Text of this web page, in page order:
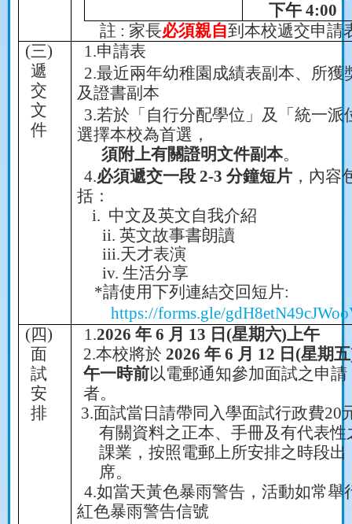
下午4:00
註 : 家長必須親自到本校遞交申請
(三)
遞
交
文
件
1.申請表
2.最近兩年幼稚園成績表副本、所獲
及證書副本
3.若於「自行分配學位」及「統一派
選擇本校為首選，
須附上有關證明文件副本。
4.必須遞交一段 2-3分鐘短片 ，內容
括：
i. 中文及英文自我介紹
ii.英文故事書朗讀
iii.天才表演
iv.生活分享
*請使用下列連結交回短片:
https://forms.gle/
(四)
面
試
安
排
1.2026年 6 月 13 日 (星期六)上午
2.本校將於2026年 6 月 12 日 (星期五
午一時前以電郵通知參加面試之申請
者。
3.面試當日請帶同入學面試行政費20
有關資料之正本、手冊及有代表性
課業，按照電郵上所安排之時段出
席。
4.如當天黃色暴雨警告，活動如常舉
紅色暴雨警告信號